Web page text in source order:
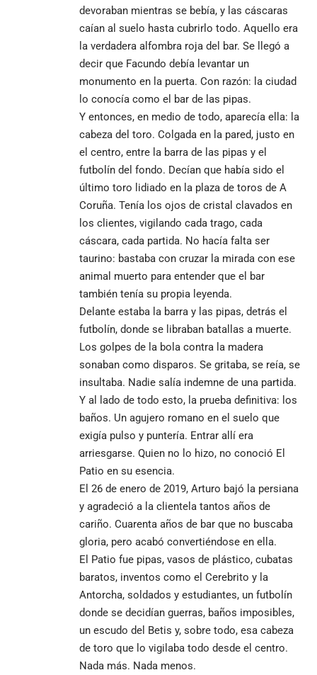
devoraban mientras se bebía, y las cáscaras
caían al suelo hasta cubrirlo todo. Aquello era
la verdadera alfombra roja del bar. Se llegó a
decir que Facundo debía levantar un
monumento en la puerta. Con razón: la ciudad
lo conocía como el bar de las pipas.
Y entonces, en medio de todo, aparecía ella: la
cabeza del toro. Colgada en la pared, justo en
el centro, entre la barra de las pipas y el
futbolín del fondo. Decían que había sido el
último toro lidiado en la plaza de toros de A
Coruña. Tenía los ojos de cristal clavados en
los clientes, vigilando cada trago, cada
cáscara, cada partida. No hacía falta ser
taurino: bastaba con cruzar la mirada con ese
animal muerto para entender que el bar
también tenía su propia leyenda.
Delante estaba la barra y las pipas, detrás el
futbolín, donde se libraban batallas a muerte.
Los golpes de la bola contra la madera
sonaban como disparos. Se gritaba, se reía, se
insultaba. Nadie salía indemne de una partida.
Y al lado de todo esto, la prueba definitiva: los
baños. Un agujero romano en el suelo que
exigía pulso y puntería. Entrar allí era
arriesgarse. Quien no lo hizo, no conoció El
Patio en su esencia.
El 26 de enero de 2019, Arturo bajó la persiana
y agradeció a la clientela tantos años de
cariño. Cuarenta años de bar que no buscaba
gloria, pero acabó convertiéndose en ella.
El Patio fue pipas, vasos de plástico, cubatas
baratos, inventos como el Cerebrito y la
Antorcha, soldados y estudiantes, un futbolín
donde se decidían guerras, baños imposibles,
un escudo del Betis y, sobre todo, esa cabeza
de toro que lo vigilaba todo desde el centro.
Nada más. Nada menos.